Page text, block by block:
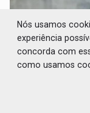
Nós usamos
experiência
concorda com
como usamos